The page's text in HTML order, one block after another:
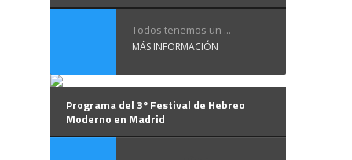
Todos tenemos un ...
MÁS INFORMACIÓN
Programa del 3º Festival de Hebreo
Moderno en Madrid